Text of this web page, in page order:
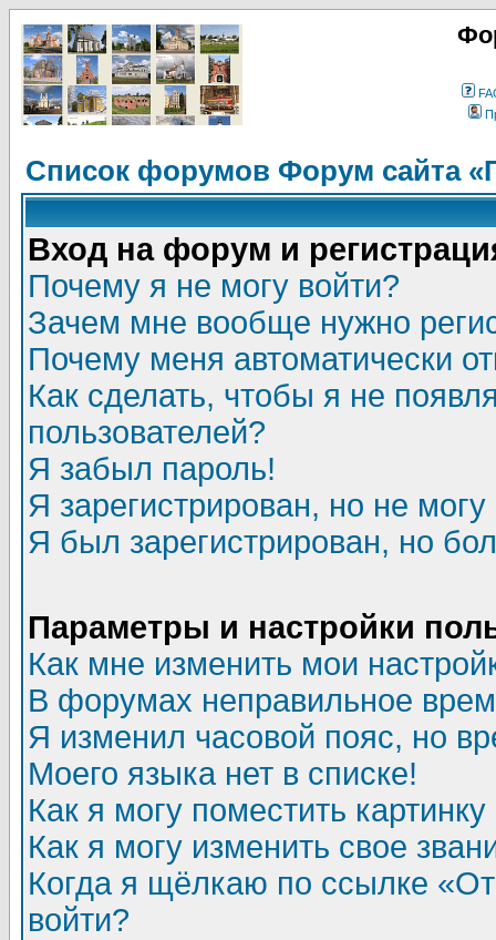
Список форумов Форум сайта
Вход на форум и
Почему я не могу войти?
Зачем мне вообще нужно
Почему меня автоматически
Как сделать, чтобы я не
пользователей?
Я забыл пароль!
Я зарегистрирован, но не могу
Я был зарегистрирован, но
Параметры и настройки
Как мне изменить мои
В форумах неправильное
Я изменил часовой пояс, но
Моего языка нет в списке!
Как я могу поместить
Как я могу изменить свое
Когда я щёлкаю по ссылке
войти?